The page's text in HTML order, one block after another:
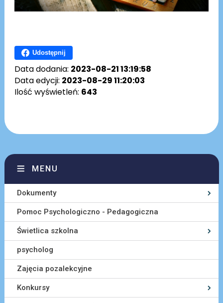
Udostępnij
Data dodania: 2023-08-21 13:19:58
Data edycji: 2023-08-29 11:20:03
Ilość wyświetleń: 643
MENU
Dokumenty
Pomoc Psychologiczno - Pedagogiczna
Świetlica szkolna
psycholog
Zajęcia pozalekcyjne
Konkursy